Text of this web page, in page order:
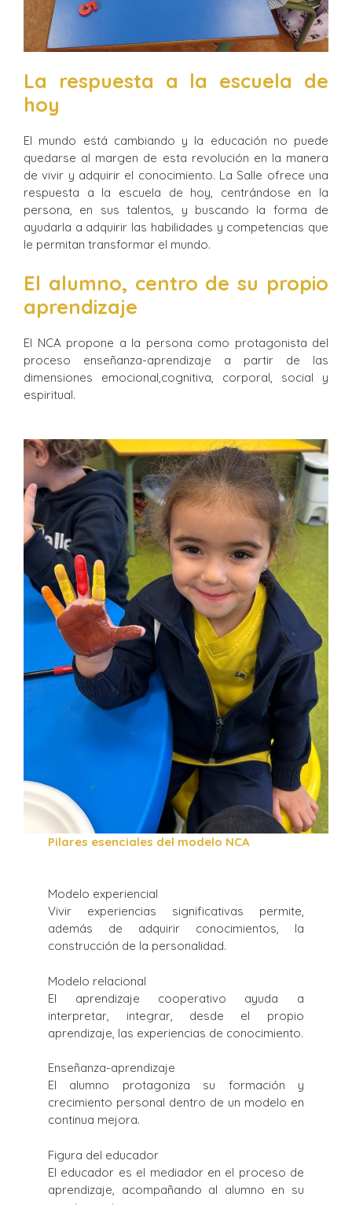
La respuesta a la escuela de
hoy
El mundo está cambiando y la educación no puede
quedarse al margen de esta revolución en la manera
de vivir y adquirir el conocimiento. La Salle ofrece una
respuesta a la escuela de hoy, centrándose en la
persona, en sus talentos, y buscando la forma de
ayudarla a adquirir las habilidades y competencias que
le permitan transformar el mundo.
El alumno, centro de su propio
aprendizaje
El NCA propone a la persona como protagonista del
proceso enseñanza-aprendizaje a partir de las
dimensiones emocional,cognitiva, corporal, social y
espiritual.
Pilares esenciales del modelo NCA
Modelo experiencial
Vivir experiencias significativas permite,
además de adquirir conocimientos, la
construcción de la personalidad.
Modelo relacional
El aprendizaje cooperativo ayuda a
interpretar, integrar, desde el propio
aprendizaje, las experiencias de conocimiento.
Enseñanza-aprendizaje
El alumno protagoniza su formación y
crecimiento personal dentro de un modelo en
continua mejora.
Figura del educador
El educador es el mediador en el proceso de
aprendizaje, acompañando al alumno en su